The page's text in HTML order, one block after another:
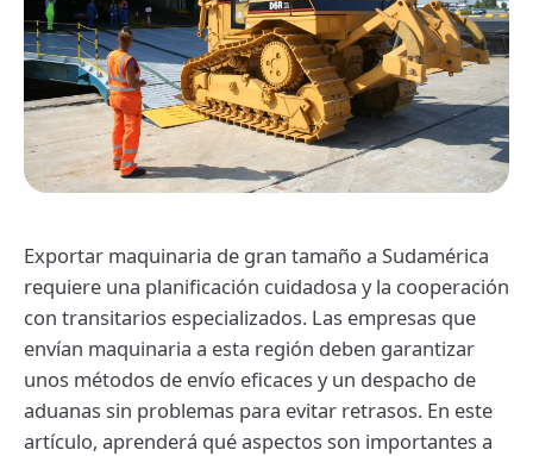
Exportar maquinaria de gran tamaño a Sudamérica
requiere una planificación cuidadosa y la cooperación
con transitarios especializados. Las empresas que
envían maquinaria a esta región deben garantizar
unos métodos de envío eficaces y un despacho de
aduanas sin problemas para evitar retrasos. En este
artículo, aprenderá qué aspectos son importantes a